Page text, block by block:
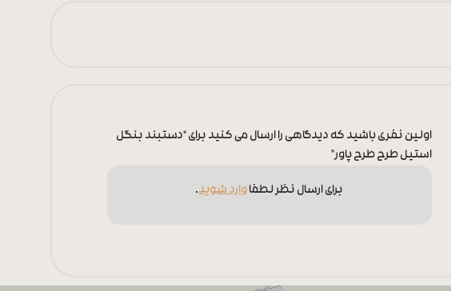
اولین نفری باشید که دیدگاهی را ارسال می کنید برای “دستبند بنگل
استیل طرح طرح پاور”
برای ارسال نظر لطفاوارد شوید.